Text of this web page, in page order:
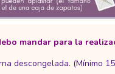
mandar para la
descongelada.